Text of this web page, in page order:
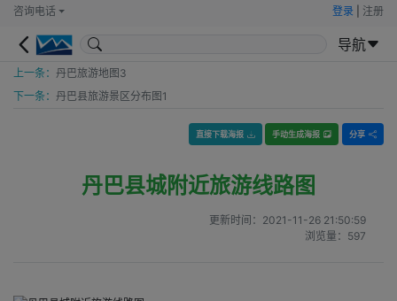
咨询电话 登录 注册
导航
上一条： 丹巴旅游地图3
下一条： 丹巴县旅游景区分布图1
直接下载海报 手动生成海报 分享
丹巴县城附近旅游线路图
更新时间： 2021-11-26 21:50:59
浏览量： 597